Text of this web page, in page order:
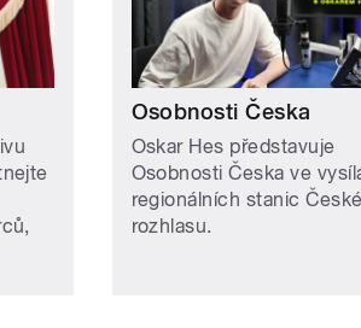
Osobnosti Česka
Oskar Hes představuje
Osobnosti Česka ve
regionálních stanic
rozhlasu.